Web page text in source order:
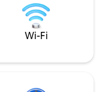
e
fazem valer a
aeroporto e
disponíveis por
Desfrute de uma
Wi-Fi